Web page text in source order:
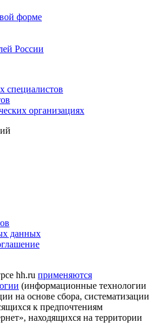
форме
России
специалистов
организациях
данных
hh.ru применяются
(информационные технологии
на основе сбора, систематизации
к предпочтениям
находящихся на территории